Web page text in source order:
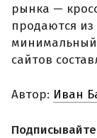
рынка —
продаются
минимальный
сайтов
Автор: Иван